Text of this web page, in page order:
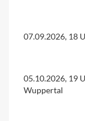
07.09.2026, 18
05.10.2026, 19
Wuppertal